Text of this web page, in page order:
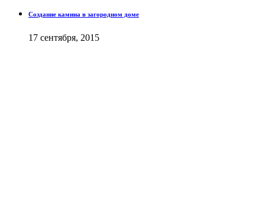
Создание камина в загородном доме
17 сентября, 2015